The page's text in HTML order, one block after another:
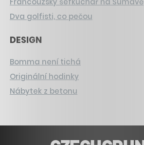
Dva golfisti, co pečou
DESIGN
Bomma není tichá
Originální hodinky
Nábytek z betonu